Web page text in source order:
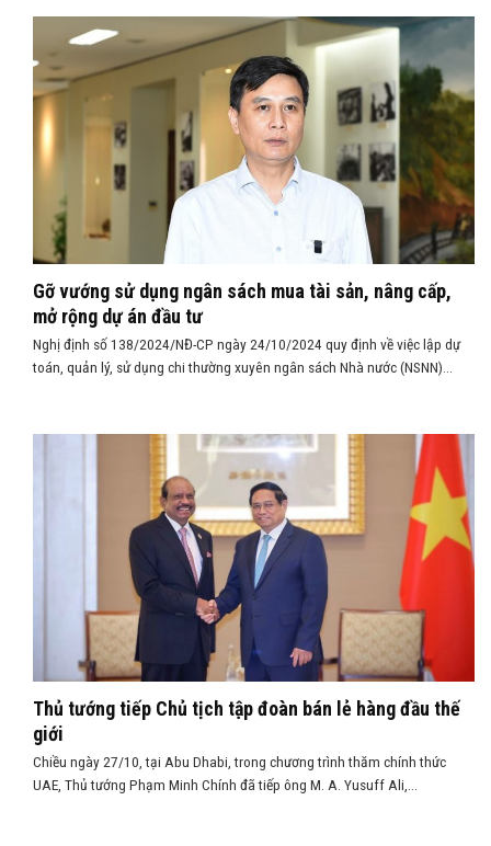
Gỡ vướng sử dụng ngân sách mua tài sản, nâng cấp,
mở rộng dự án đầu tư
Nghị định số 138/2024/NĐ-CP ngày 24/10/2024 quy định về việc lập dự
toán, quản lý, sử dụng chi thường xuyên ngân sách Nhà nước (NSNN)...
Thủ tướng tiếp Chủ tịch tập đoàn bán lẻ hàng đầu thế
giới
Chiều ngày 27/10, tại Abu Dhabi, trong chương trình thăm chính thức
UAE, Thủ tướng Phạm Minh Chính đã tiếp ông M. A. Yusuff Ali,...